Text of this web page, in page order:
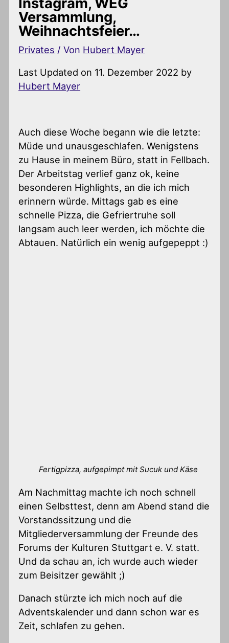
Versammlung,
Weihnachtsfeier…
Privates / Von Hubert Mayer
Last Updated on 11. Dezember 2022 by
Hubert Mayer
Auch diese Woche begann wie die letzte:
Müde und unausgeschlafen. Wenigstens
zu Hause in meinem Büro, statt in Fellbach.
Der Arbeitstag verlief ganz ok, keine
besonderen Highlights, an die ich mich
erinnern würde. Mittags gab es eine
schnelle Pizza, die Gefriertruhe soll
langsam auch leer werden, ich möchte die
Abtauen. Natürlich ein wenig aufgepeppt :)
Fertigpizza, aufgepimpt mit Sucuk und Käse
Am Nachmittag machte ich noch schnell
einen Selbsttest, denn am Abend stand die
Vorstandssitzung und die
Mitgliederversammlung der Freunde des
Forums der Kulturen Stuttgart e. V. statt.
Und da schau an, ich wurde auch wieder
zum Beisitzer gewählt ;)
Danach stürzte ich mich noch auf die
Adventskalender und dann schon war es
Zeit, schlafen zu gehen.